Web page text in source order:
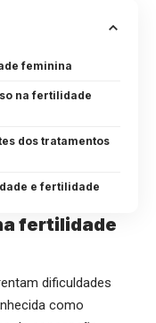
feminina
na fertilidade
dos tratamentos
e fertilidade
fertilidade
dificuldades
como